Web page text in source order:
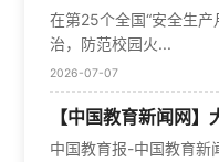
在第25个全国“安全生
治，防范校园火...
2026-07-07
【中国教育新闻网
中国教育报-中国教育新